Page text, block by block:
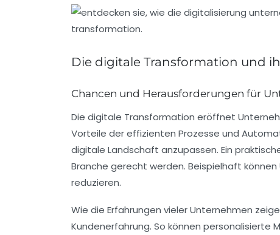
Die digitale Transformation und
Chancen und Herausforderungen für
Die digitale Transformation eröffnet
Vorteile dereffizienten Prozesse und
digitale Landschaft anzupassen. Ein
Branche gerecht werden. Beispielhaft können
reduzieren.
Wie die Erfahrungen vieler Unternehmen
Kundenerfahrung. So können personalisierte